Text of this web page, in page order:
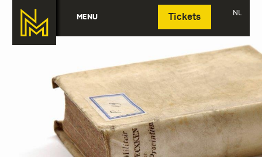
MENU Tickets NL
Deutsch